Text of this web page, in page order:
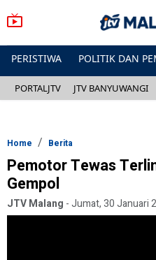
PERISTIWA POLITIK DAN
PORTALJTV JTV BANYUWANGI
Home Berita
Pemotor Tewas
Gempol
JTV Malang -Jumat, 30 Januari